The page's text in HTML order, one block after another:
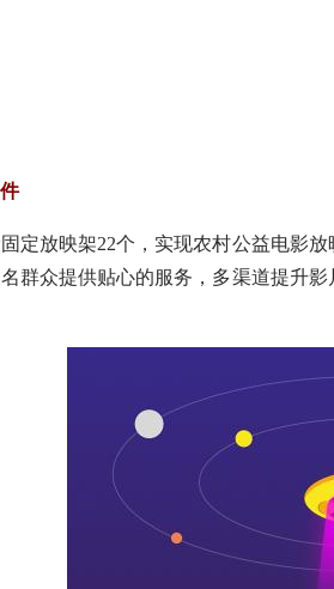
放映架22个，实现农村公益电影放
群众提供贴心的服务，多渠道提升